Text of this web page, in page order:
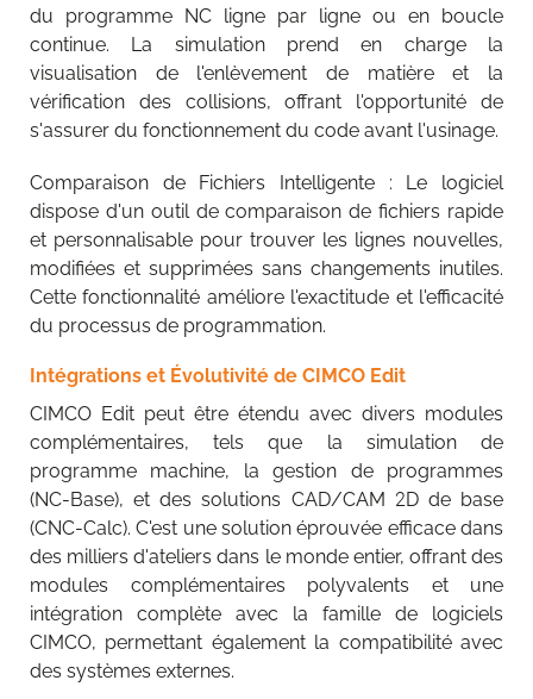
du programme NC ligne par ligne ou en boucle
continue. La simulation prend en charge la
visualisation de l'enlèvement de matière et la
vérification des collisions, offrant l'opportunité de
s'assurer du fonctionnement du code avant l'usinage.
Comparaison de Fichiers Intelligente : Le logiciel
dispose d'un outil de comparaison de fichiers rapide
et personnalisable pour trouver les lignes nouvelles,
modifiées et supprimées sans changements inutiles.
Cette fonctionnalité améliore l'exactitude et l'efficacité
du processus de programmation.
Intégrations et Évolutivité de CIMCO Edit
CIMCO Edit peut être étendu avec divers modules
complémentaires, tels que la simulation de
programme machine, la gestion de programmes
(NC-Base), et des solutions CAD/CAM 2D de base
(CNC-Calc). C'est une solution éprouvée efficace dans
des milliers d'ateliers dans le monde entier, offrant des
modules complémentaires polyvalents et une
intégration complète avec la famille de logiciels
CIMCO, permettant également la compatibilité avec
des systèmes externes.